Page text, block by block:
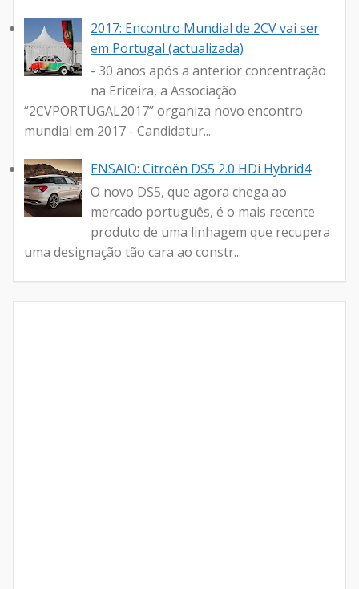
2017: Encontro Mundial de 2CV vai ser
em Portugal (actualizada)
- 30 anos após a anterior concentração
na Ericeira, a Associação
“2CVPORTUGAL2017” organiza novo encontro
mundial em 2017 - Candidatur...
ENSAIO: Citroën DS5 2.0 HDi Hybrid4
O novo DS5, que agora chega ao
mercado português, é o mais recente
produto de uma linhagem que recupera
uma designação tão cara ao constr...